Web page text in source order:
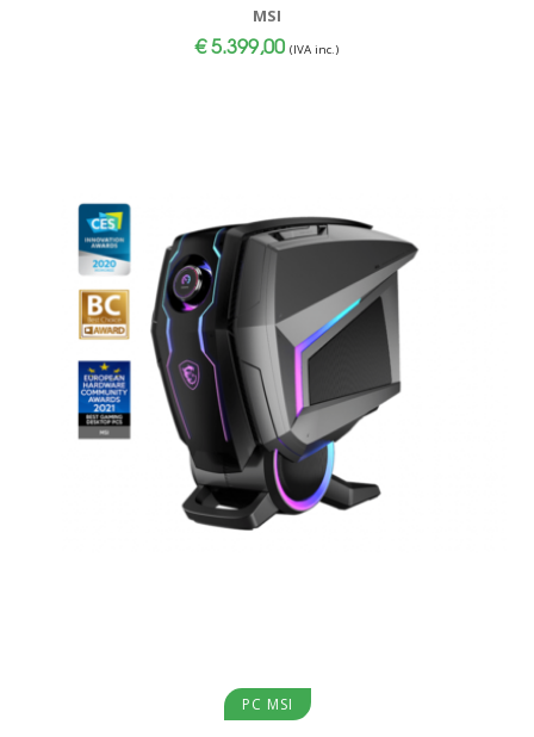
MSI
€5.399,00 (IVA inc.)
Aggiungi al carrello
PC MSI